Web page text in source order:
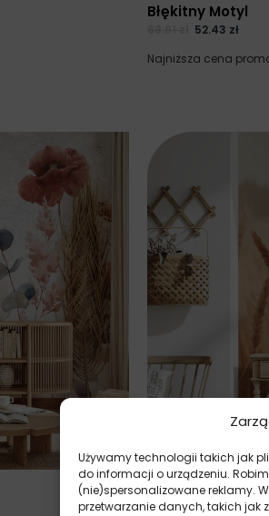
Używamy technologii takich jak
do informacji o urządzeniu.
(nie)spersonalizowane reklamy.
przetwarzanie danych, takich
Błękitny Motyl
52.43 zł
Najniższa cena